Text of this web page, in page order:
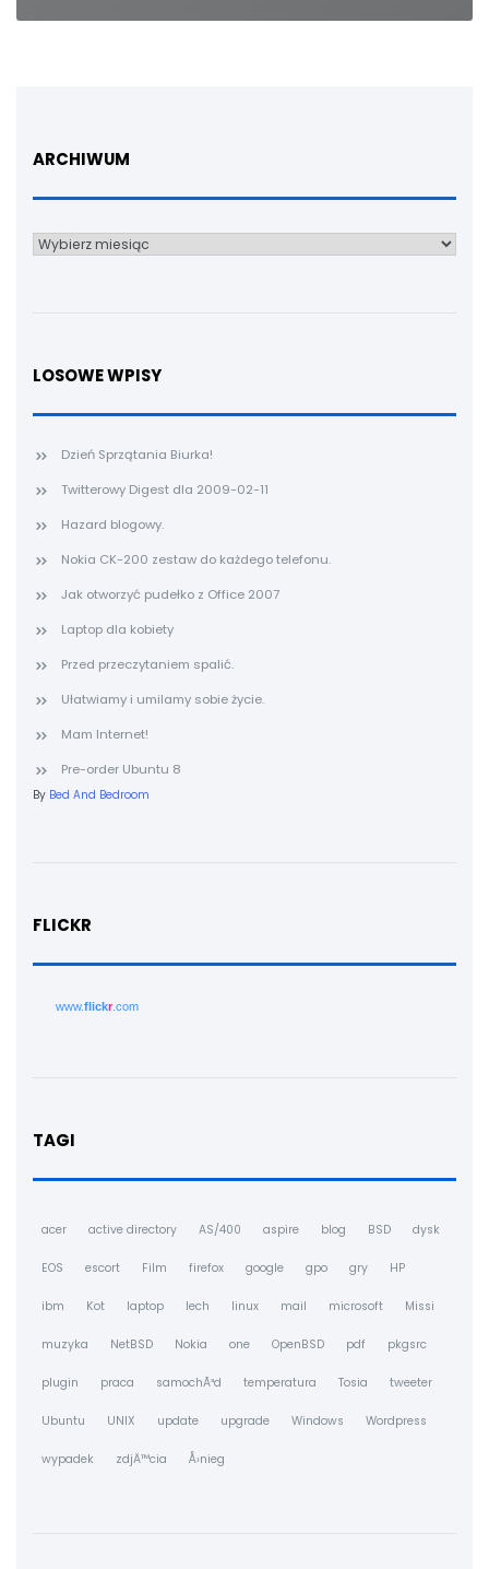
ARCHIWUM
Archiwum
LOSOWE WPISY
Dzień Sprzątania Biurka!
Twitterowy Digest dla 2009-02-11
Hazard blogowy.
Nokia CK-200 zestaw do każdego telefonu.
Jak otworzyć pudełko z Office 2007
Laptop dla kobiety
Przed przeczytaniem spalić.
Ułatwiamy i umilamy sobie życie.
Mam Internet!
Pre-order Ubuntu 8
By Bed And Bedroom
FLICKR
www.flickr.com
TAGI
acer active directory AS/400 aspire blog BSD dysk
EOS escort Film firefox google gpo gry HP
ibm Kot laptop lech linux mail microsoft Missi
muzyka NetBSD Nokia one OpenBSD pdf pkgsrc
plugin praca samochÃ³d temperatura Tosia tweeter
Ubuntu UNIX update upgrade Windows Wordpress
wypadek zdjÄ™cia Å›nieg